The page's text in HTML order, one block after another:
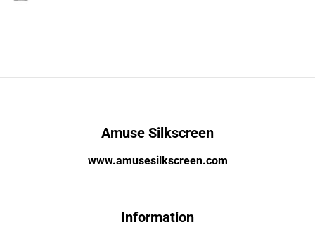
Amuse Silkscreen
www.amusesilkscreen.com
Information